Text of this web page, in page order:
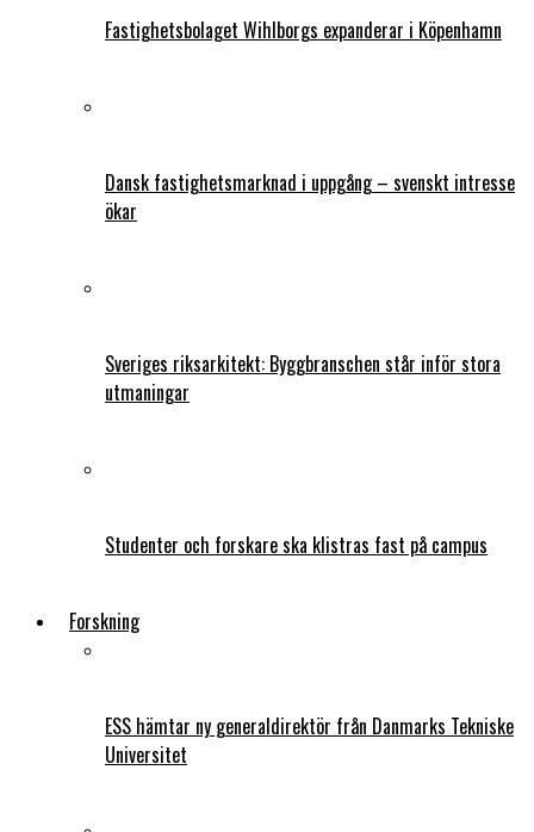
Fastighetsbolaget Wihlborgs expanderar i Köpenhamn
Dansk fastighetsmarknad i uppgång – svenskt intresse
ökar
Sveriges riksarkitekt: Byggbranschen står inför stora
utmaningar
Studenter och forskare ska klistras fast på campus
Forskning
ESS hämtar ny generaldirektör från Danmarks Tekniske
Universitet